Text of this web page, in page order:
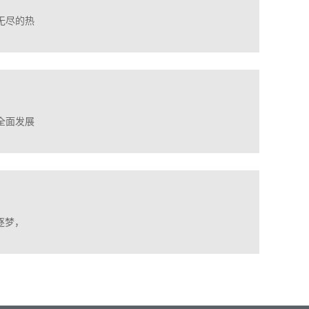
尽的热
面发展
，